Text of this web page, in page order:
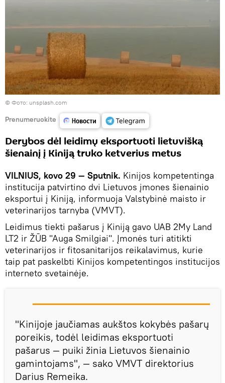
© Фото: unsplash.com
Prenumeruokite
Derybos dėl leidimų eksportuoti lietuvišką
šienainį į Kiniją truko ketverius metus
VILNIUS, kovo 29 — Sputnik. Kinijos kompetentinga
institucija patvirtino dvi Lietuvos įmones šienainio
eksportui į Kiniją, informuoja Valstybinė maisto ir
veterinarijos tarnyba (VMVT).
Leidimus tiekti pašarus į Kiniją gavo UAB 2My Land
LT2 ir ŽŪB "Auga Smilgiai". Įmonės turi atitikti
veterinarijos ir fitosanitarijos reikalavimus, kurie
taip pat paskelbti Kinijos kompetentingos institucijos
interneto svetainėje.
"Kinijoje jaučiamas aukštos kokybės pašarų
poreikis, todėl leidimas eksportuoti
pašarus — puiki žinia Lietuvos šienainio
gamintojams", — sako VMVT direktorius
Darius Remeika.